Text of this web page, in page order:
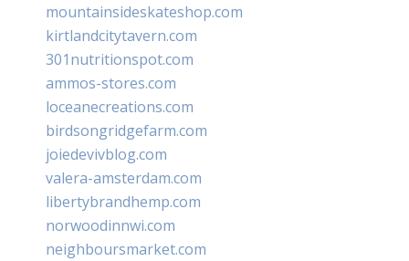
mountainsideskateshop.com
kirtlandcitytavern.com
301nutritionspot.com
ammos-stores.com
loceanecreations.com
birdsongridgefarm.com
joiedevivblog.com
valera-amsterdam.com
libertybrandhemp.com
norwoodinnwi.com
neighboursmarket.com